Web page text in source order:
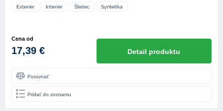
Cena od
17,39 € Detail produktu
Porovnať
Pridať do zoznamu